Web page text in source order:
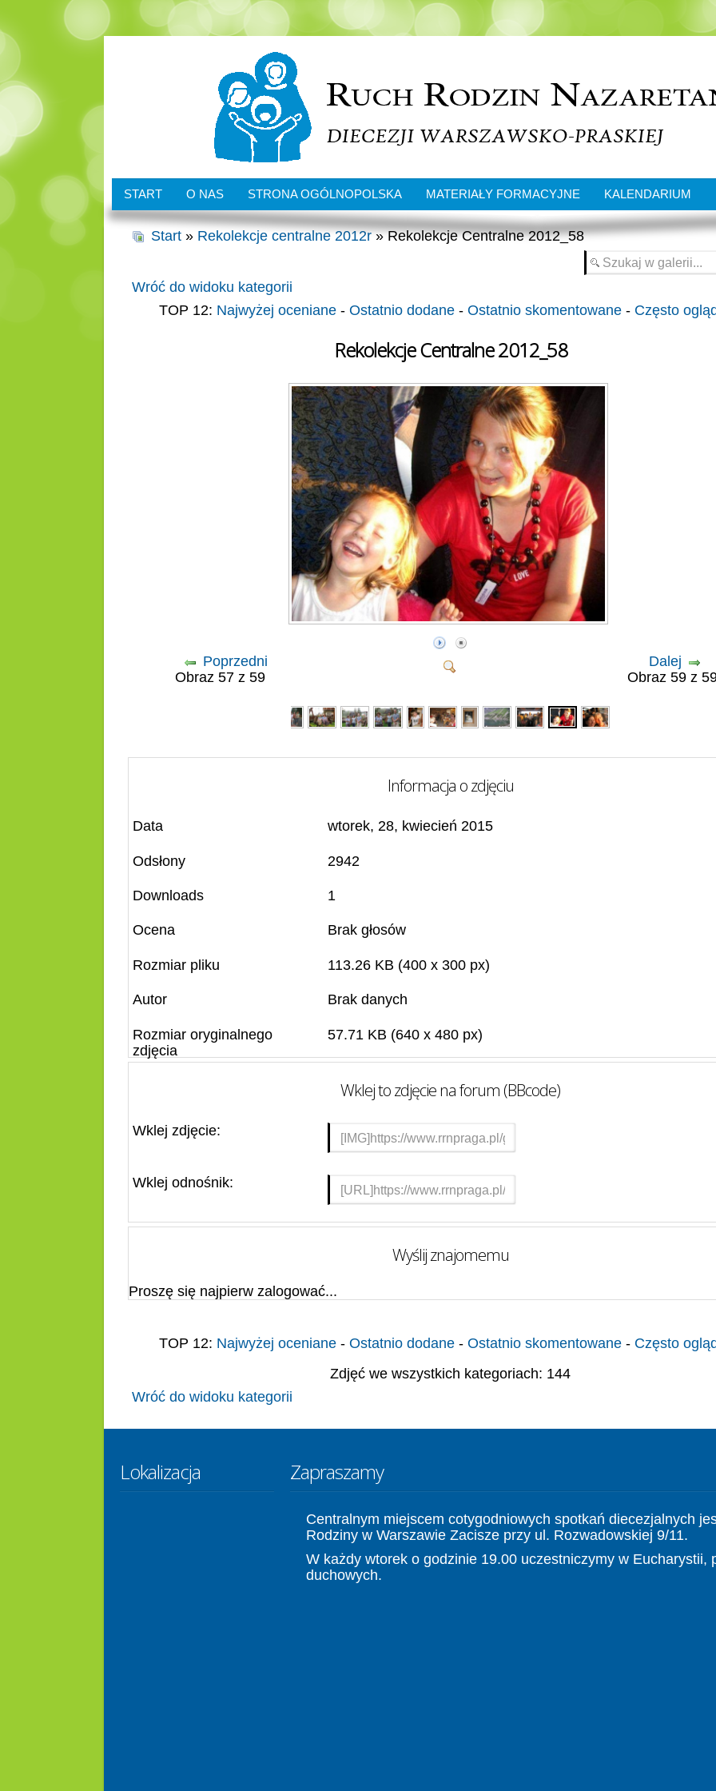
START O NAS STRONA OGÓLNOPOLSKA MATERIAŁY FORMACYJNE KALENDARIUM
Start» Rekolekcje centralne 2012r» Rekolekcje Centralne 2012_58
Wróć do widoku kategorii
TOP 12: Najwyżej oceniane- Ostatnio dodane- Ostatnio skomentowane- Często
Rekolekcje Centralne 2012_58
Poprzedni
Obraz 57 z 59
Dalej
Obraz 59 z
Informacja o zdjęciu
Data wtorek, 28, kwiecień 2015
Odsłony 2942
Downloads 1
Ocena Brak głosów
Rozmiar pliku 113.26 KB (400 x 300 px)
Autor Brak danych
Rozmiar oryginalnego
zdjęcia
57.71 KB (640 x 480 px)
Wklej to zdjęcie na forum (BBcode)
Wklej zdjęcie:
Wklej odnośnik:
Wyślij znajomemu
Proszę się najpierw zalogować...
TOP 12: Najwyżej oceniane- Ostatnio dodane- Ostatnio skomentowane- Często
Zdjęć we wszystkich kategoriach: 144
Wróć do widoku kategorii
Lokalizacja Zapraszamy
Centralnym miejscem cotygodniowych spotkań diecezjalnych
Rodziny w Warszawie Zacisze przy ul. Rozwadowskiej 9/11.
W każdy wtorek o godzinie 19.00 uczestniczymy w Eucharystii,
duchowych.